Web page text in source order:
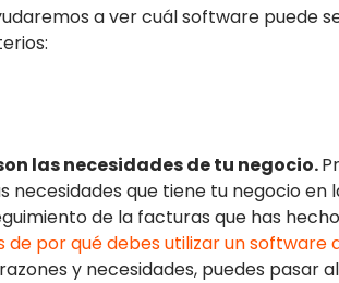
a ver cuál software puede
las necesidades de tu negocio.
necesidades que tiene tu negocio
de la facturas que has
de por qué debes utilizar un
y necesidades, puedes pasar